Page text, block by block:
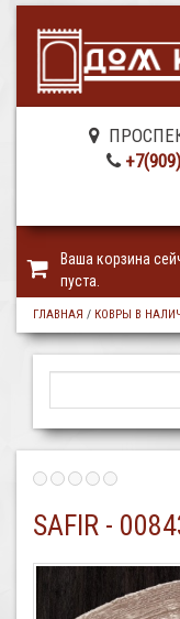
Ваша корзина
пуста.
ГЛАВНАЯ / КОВРЫ В
SAFIR -